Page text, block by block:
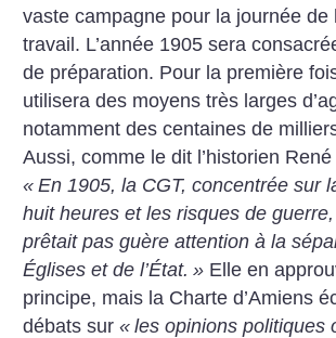
vaste campagne pour la journée de
travail. L’année 1905 sera
de préparation. Pour la première
utilisera des moyens très larges
notamment des centaines de
Aussi, comme le dit l’historien
« En 1905, la CGT, concentrée sur
huit heures et les risques de
prêtait pas guère attention à la
Églises et de l’État. » Elle en
principe, mais la Charte d’Amiens
débats sur« les opinions politiques